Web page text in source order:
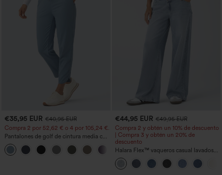
€35,95 EUR €40,95 EUR
Compra 2 por 52,62 € o 4 por 105,24 €.
Pantalones de golf de cintura media con
cordón, dobladillo curvo, secado rápido,
de corte cónico y con bolsillos - UPF40+
+2
€44,95 EUR €49,95 EUR
Compra 2 y obtén un 10% de descuento
| Compra 3 y obtén un 20% de
descuento
Halara Flex™ vaqueros casual lavados
asimétricos de tiro bajo con bolsillos
con cremallera, corte baggy y pierna
ancha